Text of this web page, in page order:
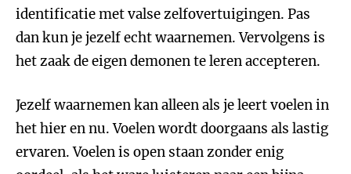
identificatie met valse zelfovertuigingen. Pas
dan kun je jezelf echt waarnemen. Vervolgens is
het zaak de eigen demonen te leren accepteren.
Jezelf waarnemen kan alleen als je leert voelen in
het hier en nu. Voelen wordt doorgaans als lastig
ervaren. Voelen is open staan zonder enig